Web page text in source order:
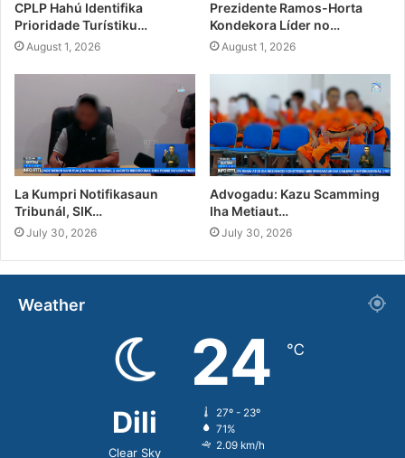
CPLP Hahú Identifika
Prioridade Turístiku…
August 1, 2026
Prezidente Ramos-Horta
Kondekora Líder no…
August 1, 2026
La Kumpri Notifikasaun
Tribunál, SIK…
July 30, 2026
Advogadu: Kazu Scamming
Iha Metiaut…
July 30, 2026
Weather
Dili
Clear Sky
24 ℃
27º - 23º
71%
2.09 km/h